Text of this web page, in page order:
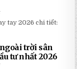
BẢNG
GIÁ
ĐỘNG
QUAY
TAY
tay 2026 chi tiết:
trời sân
tư nhất 2026